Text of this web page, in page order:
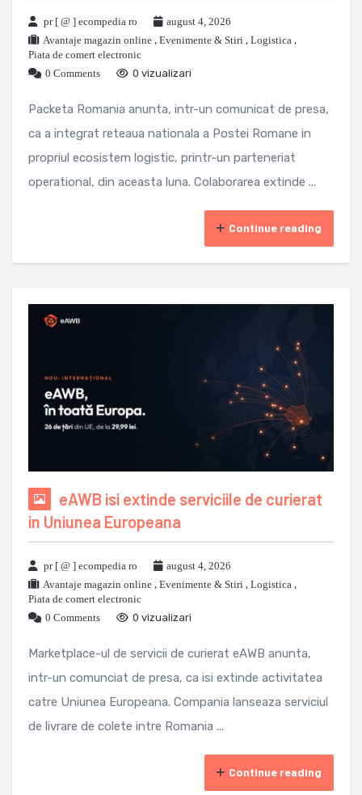
pr [ @ ] ecompedia ro
august 4, 2026
Avantaje magazin online , Evenimente & Stiri , Logistica ,
Piata de comert electronic
0 Comments
0 vizualizari
Packeta Romania anunta, intr-un comunicat de presa,
ca a integrat reteaua nationala a Postei Romane in
propriul ecosistem logistic, printr-un parteneriat
operational, din aceasta luna. Colaborarea extinde ...
Continue reading
eAWB isi extinde serviciile de curierat
in Uniunea Europeana
pr [ @ ] ecompedia ro
august 4, 2026
Avantaje magazin online , Evenimente & Stiri , Logistica ,
Piata de comert electronic
0 Comments
0 vizualizari
Marketplace-ul de servicii de curierat eAWB anunta,
intr-un comunciat de presa, ca isi extinde activitatea
catre Uniunea Europeana. Compania lanseaza serviciul
de livrare de colete intre Romania ...
Continue reading